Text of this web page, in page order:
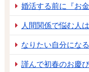
婚活する前に『お
人間関係で悩む人
なりたい自分にな
謹んで初春のお慶